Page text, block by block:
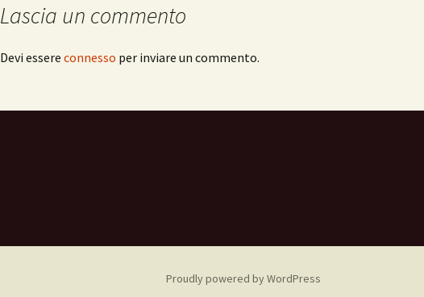
Lascia un commento
Devi essere connesso per inviare un commento.
Proudly powered by WordPress